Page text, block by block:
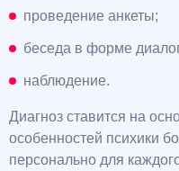
проведение анкеты;
беседа в форме
наблюдение.
Диагноз ставится на
особенностей психики
персонально для